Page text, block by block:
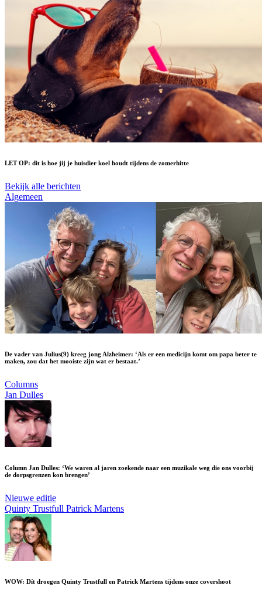
LET OP: dit is hoe jij je huisdier koel houdt tijdens de zomerhitte
Bekijk alle berichten
Algemeen
De vader van Julius(9) kreeg jong Alzheimer: ‘Als er een medicijn komt om papa beter te
maken, zou dat het mooiste zijn wat er bestaat.’
Columns
Jan Dulles
Column Jan Dulles: ‘We waren al jaren zoekende naar een muzikale weg die ons voorbij
de dorpsgrenzen kon brengen’
Nieuwe editie
Quinty Trustfull Patrick Martens
WOW: Dít droegen Quinty Trustfull en Patrick Martens tijdens onze covershoot